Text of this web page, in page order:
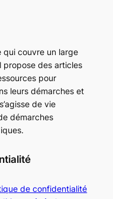
qui couvre un large
propose des articles
pour
leurs démarches et
de vie
démarches
de confidentialité